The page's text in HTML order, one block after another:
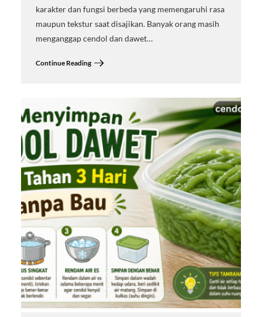
karakter dan fungsi berbeda yang memengaruhi rasa
maupun tekstur saat disajikan. Banyak orang masih
menganggap cendol dan dawet…
Continue Reading